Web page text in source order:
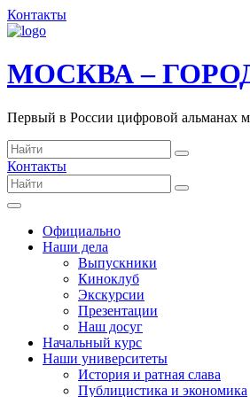
Контакты
МОСКВА –
Первый в России цифровой альманах
Контакты
Официально
Наши дела
Выпускники
Киноклуб
Экскурсии
Презентации
Наш досуг
Начальный курс
Наши университеты
История и ратная слава
Публицистика и экономика